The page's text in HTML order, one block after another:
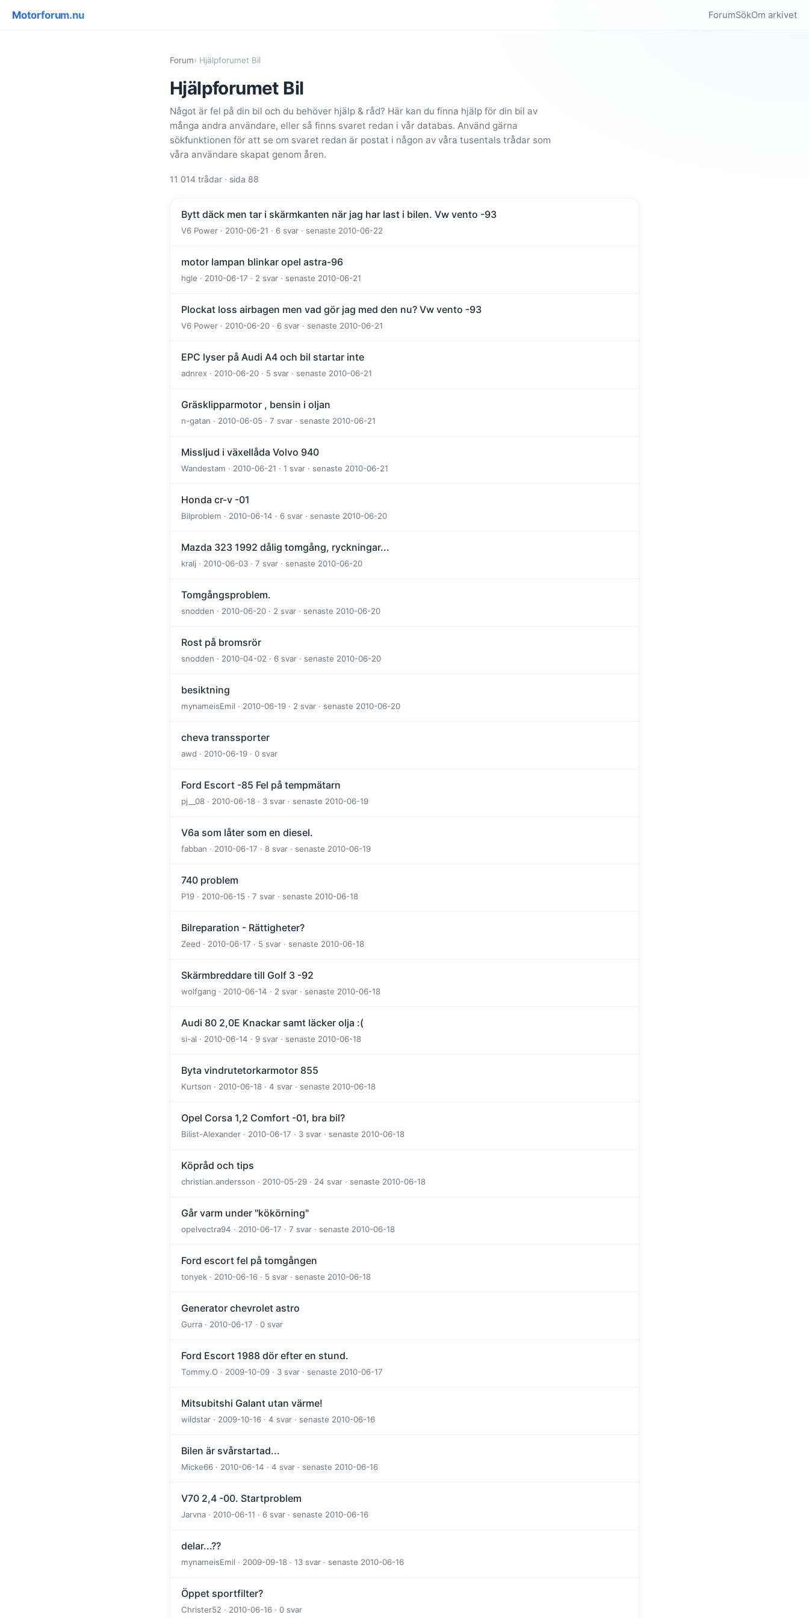
Motorforum.nu ForumSökOm arkivet
Forum› Hjälpforumet Bil
Hjälpforumet Bil
Något är fel på din bil och du behöver hjälp & råd? Här kan du finna hjälp för din bil av
många andra användare, eller så finns svaret redan i vår databas. Använd gärna
sökfunktionen för att se om svaret redan är postat i någon av våra tusentals trådar som
våra användare skapat genom åren.
11 014 trådar · sida 88
Bytt däck men tar i skärmkanten när jag har last i bilen. Vw vento -93
V6 Power · 2010-06-21 · 6 svar · senaste 2010-06-22
motor lampan blinkar opel astra-96
hgle · 2010-06-17 · 2 svar · senaste 2010-06-21
Plockat loss airbagen men vad gör jag med den nu? Vw vento -93
V6 Power · 2010-06-20 · 6 svar · senaste 2010-06-21
EPC lyser på Audi A4 och bil startar inte
adnrex · 2010-06-20 · 5 svar · senaste 2010-06-21
Gräsklipparmotor , bensin i oljan
n-gatan · 2010-06-05 · 7 svar · senaste 2010-06-21
Missljud i växellåda Volvo 940
Wandestam · 2010-06-21 · 1 svar · senaste 2010-06-21
Honda cr-v -01
Bilproblem · 2010-06-14 · 6 svar · senaste 2010-06-20
Mazda 323 1992 dålig tomgång, ryckningar...
kralj · 2010-06-03 · 7 svar · senaste 2010-06-20
Tomgångsproblem.
snodden · 2010-06-20 · 2 svar · senaste 2010-06-20
Rost på bromsrör
snodden · 2010-04-02 · 6 svar · senaste 2010-06-20
besiktning
mynameisEmil · 2010-06-19 · 2 svar · senaste 2010-06-20
cheva transsporter
awd · 2010-06-19 · 0 svar
Ford Escort -85 Fel på tempmätarn
pj__08 · 2010-06-18 · 3 svar · senaste 2010-06-19
V6a som låter som en diesel.
fabban · 2010-06-17 · 8 svar · senaste 2010-06-19
740 problem
P19 · 2010-06-15 · 7 svar · senaste 2010-06-18
Bilreparation - Rättigheter?
Zeed · 2010-06-17 · 5 svar · senaste 2010-06-18
Skärmbreddare till Golf 3 -92
wolfgang · 2010-06-14 · 2 svar · senaste 2010-06-18
Audi 80 2,0E Knackar samt läcker olja :(
si-al · 2010-06-14 · 9 svar · senaste 2010-06-18
Byta vindrutetorkarmotor 855
Kurtson · 2010-06-18 · 4 svar · senaste 2010-06-18
Opel Corsa 1,2 Comfort -01, bra bil?
Bilist-Alexander · 2010-06-17 · 3 svar · senaste 2010-06-18
Köpråd och tips
christian.andersson · 2010-05-29 · 24 svar · senaste 2010-06-18
Går varm under "kökörning"
opelvectra94 · 2010-06-17 · 7 svar · senaste 2010-06-18
Ford escort fel på tomgången
tonyek · 2010-06-16 · 5 svar · senaste 2010-06-18
Generator chevrolet astro
Gurra · 2010-06-17 · 0 svar
Ford Escort 1988 dör efter en stund.
Tommy.O · 2009-10-09 · 3 svar · senaste 2010-06-17
Mitsubitshi Galant utan värme!
wildstar · 2009-10-16 · 4 svar · senaste 2010-06-16
Bilen är svårstartad...
Micke66 · 2010-06-14 · 4 svar · senaste 2010-06-16
V70 2,4 -00. Startproblem
Jarvna · 2010-06-11 · 6 svar · senaste 2010-06-16
delar...??
mynameisEmil · 2009-09-18 · 13 svar · senaste 2010-06-16
Öppet sportfilter?
Christer52 · 2010-06-16 · 0 svar